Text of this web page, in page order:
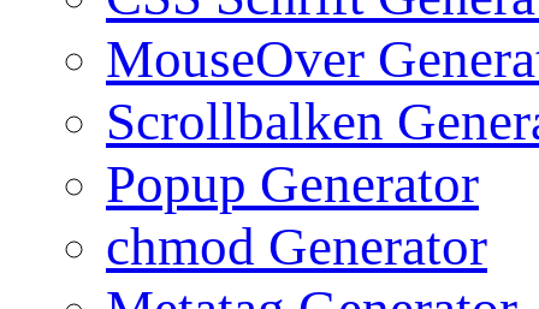
MouseOver
Scrollbalken
Popup Generator
chmod Generator